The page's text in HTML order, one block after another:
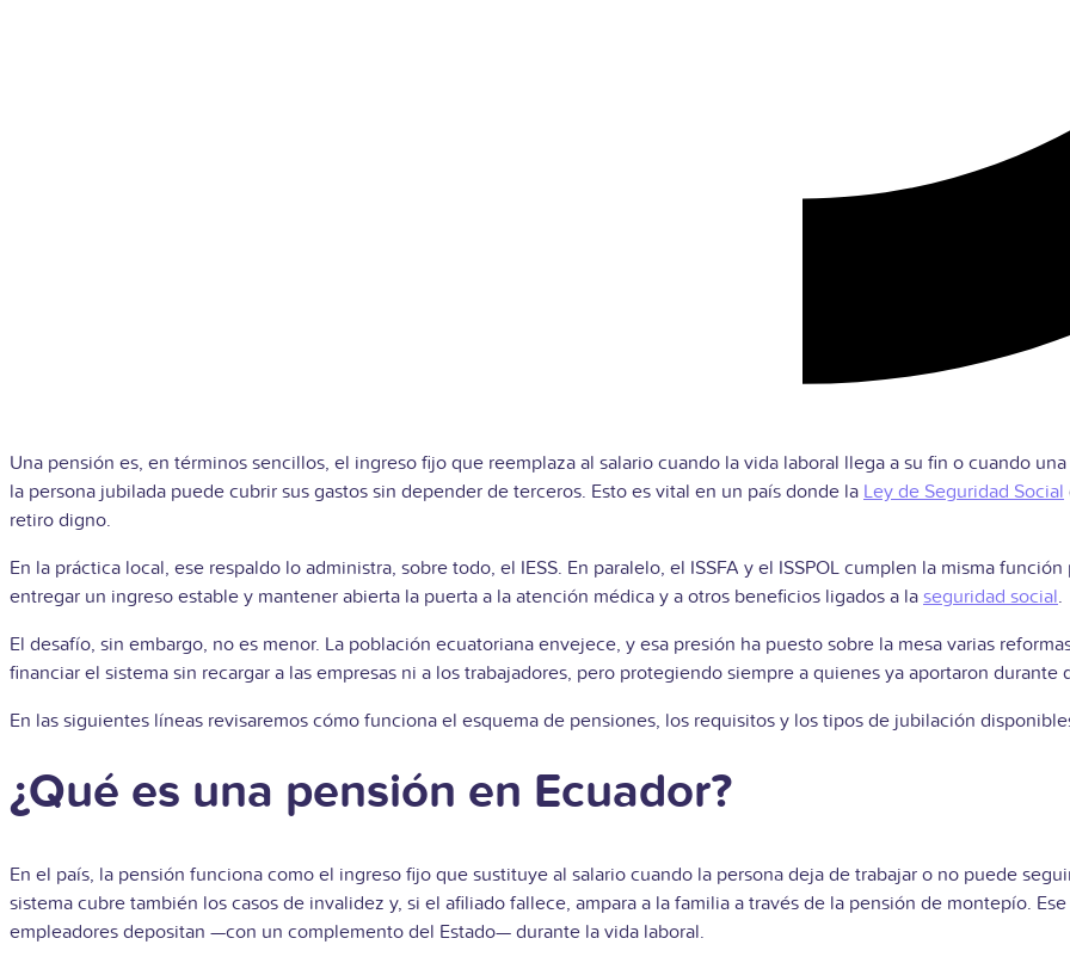
Una pensión es, en términos sencillos, el ingreso fijo que reemplaza al salario cuando la vida laboral llega a su fin o cuando
la persona jubilada puede cubrir sus gastos sin depender de terceros. Esto es vital en un país donde la Ley de Seguridad Social
retiro digno.
En la práctica local, ese respaldo lo administra, sobre todo, el IESS. En paralelo, el ISSFA y el ISSPOL cumplen la misma
entregar un ingreso estable y mantener abierta la puerta a la atención médica y a otros beneficios ligados a la seguridad social.
El desafío, sin embargo, no es menor. La población ecuatoriana envejece, y esa presión ha puesto sobre la mesa varias
financiar el sistema sin recargar a las empresas ni a los trabajadores, pero protegiendo siempre a quienes ya aportaron durante
En las siguientes líneas revisaremos cómo funciona el esquema de pensiones, los requisitos y los tipos de jubilación
¿Qué es una pensión en Ecuador?
En el país, la pensión funciona como el ingreso fijo que sustituye al salario cuando la persona deja de trabajar o no puede
sistema cubre también los casos de invalidez y, si el afiliado fallece, ampara a la familia a través de la pensión de montepío.
empleadores depositan —con un complemento del Estado— durante la vida laboral.